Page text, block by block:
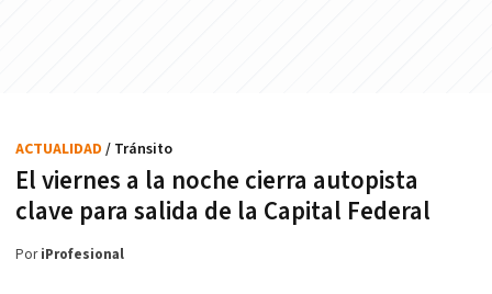
El viernes a la noche cierra autopista
clave para salida de la Capital Federal
ACTUALIDAD / Tránsito
PoriProfesional